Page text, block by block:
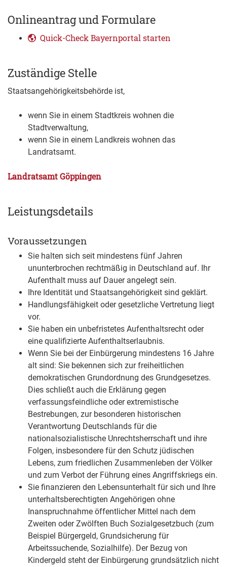
Onlineantrag und Formulare
Quick-Check Bayernportal starten
Zuständige Stelle
Staatsangehörigkeitsbehörde ist,
wenn Sie in einem Stadtkreis wohnen die
Stadtverwaltung,
wenn Sie in einem Landkreis wohnen das
Landratsamt.
Landratsamt Göppingen
Leistungsdetails
Voraussetzungen
Sie halten sich seit mindestens fünf Jahren
ununterbrochen rechtmäßig in Deutschland auf. Ihr
Aufenthalt muss auf Dauer angelegt sein.
Ihre Identität und Staatsangehörigkeit sind geklärt.
Handlungsfähigkeit oder gesetzliche Vertretung liegt
vor.
Sie haben ein unbefristetes Aufenthaltsrecht oder
eine qualifizierte Aufenthaltserlaubnis.
Wenn Sie bei der Einbürgerung mindestens 16 Jahre
alt sind: Sie bekennen sich zur freiheitlichen
demokratischen Grundordnung des Grundgesetzes.
Dies schließt auch die Erklärung gegen
verfassungsfeindliche oder extremistische
Bestrebungen, zur besonderen historischen
Verantwortung Deutschlands für die
nationalsozialistische Unrechtsherrschaft und ihre
Folgen, insbesondere für den Schutz jüdischen
Lebens, zum friedlichen Zusammenleben der Völker
und zum Verbot der Führung eines Angriffskriegs ein.
Sie finanzieren den Lebensunterhalt für sich und Ihre
unterhaltsberechtigten Angehörigen ohne
Inanspruchnahme öffentlicher Mittel nach dem
Zweiten oder Zwölften Buch Sozialgesetzbuch (zum
Beispiel Bürgergeld, Grundsicherung für
Arbeitssuchende, Sozialhilfe). Der Bezug von
Kindergeld steht der Einbürgerung grundsätzlich nicht